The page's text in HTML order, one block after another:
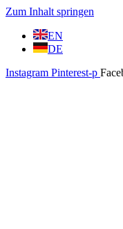
Zum Inhalt springen
EN
DE
Instagram Pinterest-p